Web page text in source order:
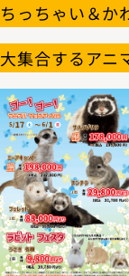
ちっちゃい＆か
大集合するアニ